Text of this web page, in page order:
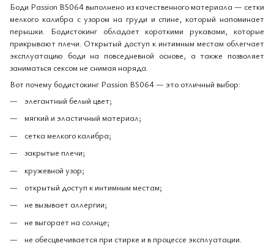
Боди Passion BS064 выполнено из качественного материала — сетки
мелкого калибра с узором на груди и спине, который напоминает
перышки. Бодистокинг обладает короткими рукавами, которые
прикрывают плечи. Открытый доступ к интимным местам облегчает
эксплуатацию боди на повседневной основе, а также позволяет
заниматься сексом не снимая наряда.
Вот почему бодистокинг Passion BS064 — это отличный выбор:
элегантный белый цвет;
мягкий и эластичный материал;
сетка мелкого калибра;
закрытые плечи;
кружевной узор;
открытый доступ к интимным местам;
не вызывает аллергии;
не выгорает на солнце;
не обесцвечивается при стирке и в процессе эксплуатации.